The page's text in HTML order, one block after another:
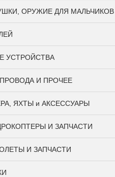
ОРУЖИЕ ДЛЯ МАЛЬЧИКОВ
УСТРОЙСТВА
И ПРОЧЕЕ
ЯХТЫ и АКСЕССУАРЫ
И ЗАПЧАСТИ
И ЗАПЧАСТИ